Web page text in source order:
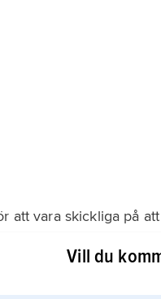
att vara skickliga på
broderier. Landet har
dikter. En
Vill du